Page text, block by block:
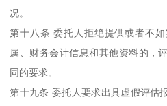
况。
第十八条 委托人拒绝提供或者不
属、财务会计信息和其他资料的，
同的要求。
第十九条 委托人要求出具虚假评估